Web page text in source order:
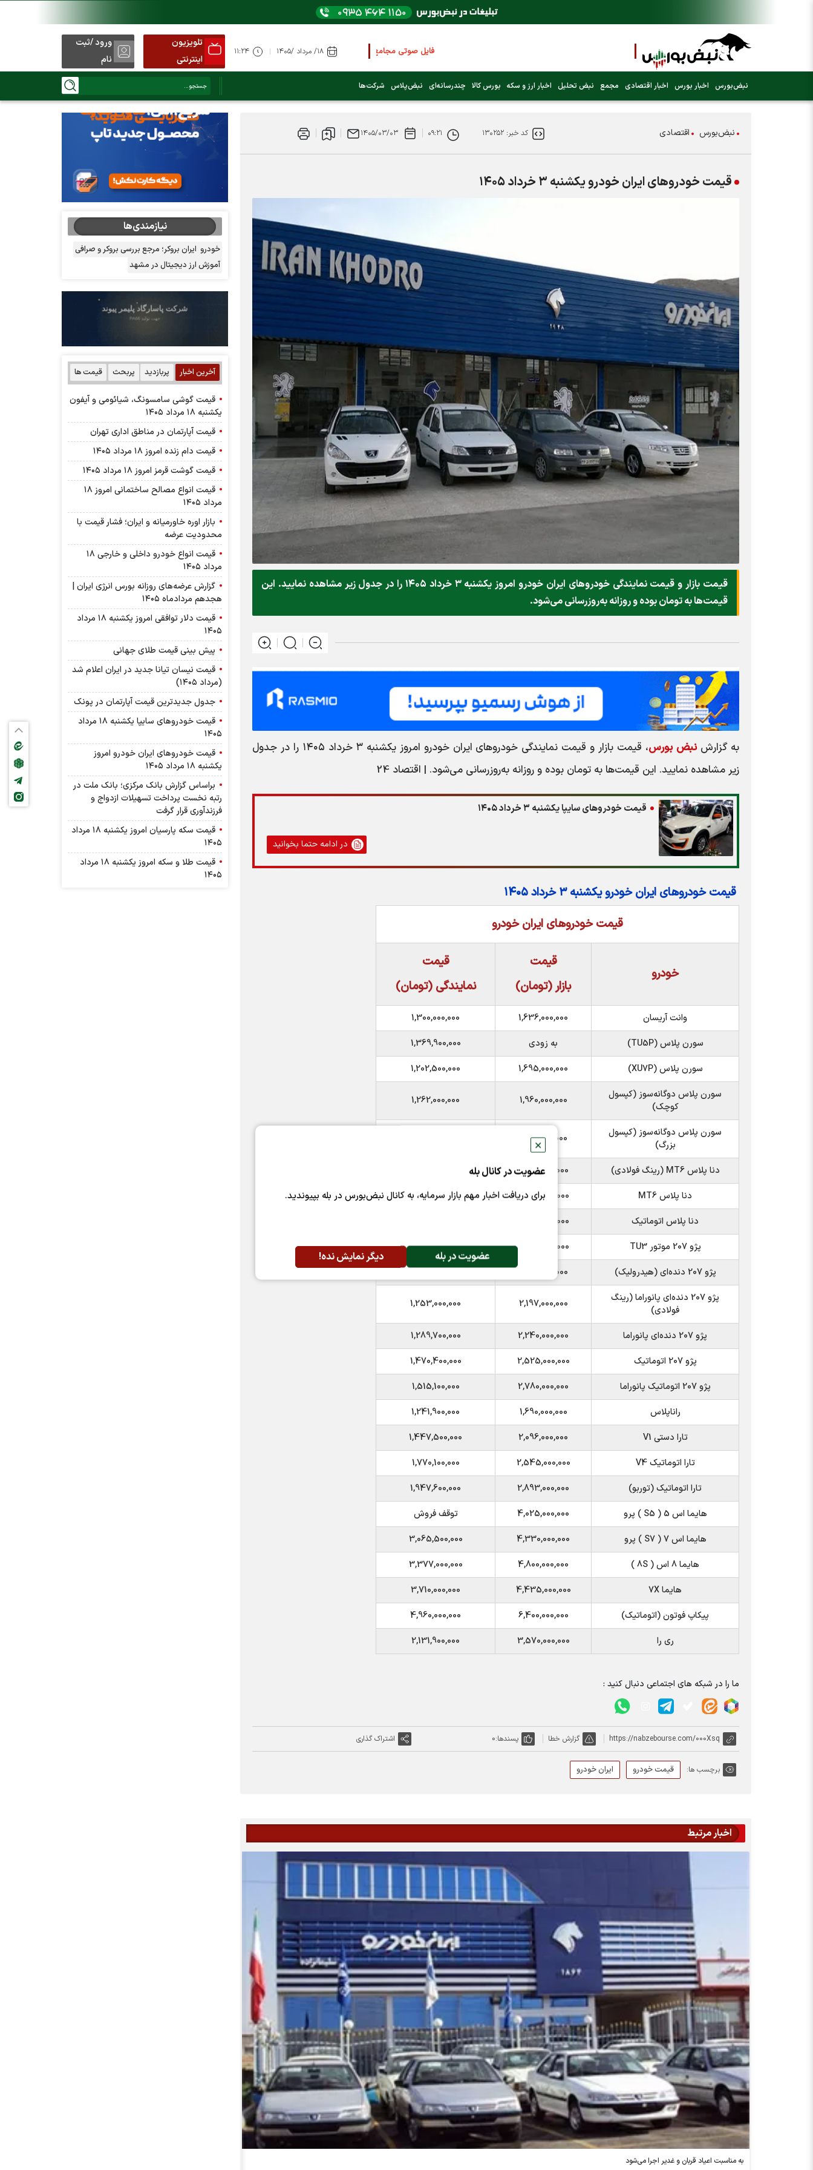
فایل صوتی مجامع و کنفرانس ها را از اینجا گوش کنید
عرضه اولیه بعدی کدام نماد است؟ (کلیک کنید)
تلویزیون
اینترنتی
ورود /ثبت
نام
نبض‌بورس اخبار بورس اخبار اقتصادی مجمع نبض تحلیل اخبار ارز و سکه بورس کالا چندرسانه‌ای نبض‌پلاس شرکت‌ها
✕
عضویت در کانال بله
برای دریافت اخبار مهم بازار سرمایه، به کانال نبض‌بورس در بله بپیوندید.
عضویت در بله دیگر نمایش نده!
نبض‌بورس اقتصادی کد خبر: ۱۳۰۲۵۲ ۰۹:۲۱ ۱۴۰۵/۰۳/۰۳
قیمت خودرو‌های ایران خودرو یکشنبه ۳ خرداد ۱۴۰۵
قیمت بازار و قیمت نمایندگی خودرو‌های ایران خودرو امروز یکشنبه ۳ خرداد ۱۴۰۵ را در جدول زیر مشاهده نمایید. این
قیمت‌ها به تومان بوده و روزانه به‌روز‌رسانی می‌شود.
به گزارشنبض بورس
، قیمت بازار و قیمت نمایندگی خودرو‌های ایران خودرو امروز یکشنبه ۳ خرداد ۱۴۰۵ را در جدول
زیر مشاهده نمایید. این قیمت‌ها به تومان بوده و روزانه به‌روز‌رسانی می‌شود. | اقتصاد 24
قیمت خودرو‌های سایپا یکشنبه ۳ خرداد ۱۴۰۵
در ادامه حتما بخوانید
قیمت خودرو‌های ایران خودرو یکشنبه ۳ خرداد ۱۴۰۵
قیمت خودروهای ایران خودرو
خودرو
قیمت
بازار (تومان)
قیمت
نمایندگی (تومان)
وانت آریسان 1,636,000,000
1,300,000,000
سورن پلاس (TU5P)
به زودی
1,369,900,000
سورن پلاس (XU7P)
1,695,000,000
1,202,500,000
سورن پلاس دوگانه‌سوز (کپسول
کوچک)
1,960,000,000
1,262,000,000
سورن پلاس دوگانه‌سوز (کپسول
بزرگ)
1,980,000,000
دنا پلاس MT6 (رینگ فولادی) 2,185,000,000
دنا پلاس MT6
2,225,000,000
1,453,200,000
دنا پلاس اتوماتیک
2,740,000,000
پژو 207 موتور TU3
1,744,000,000
1,123,300,000
پژو 207 دنده‌ای (هیدرولیک)
1,986,000,000
1,209,200,000
پژو 207 دنده‌ای پانوراما (رینگ
فولادی)
2,197,000,000
1,253,000,000
پژو 207 دنده‌ای پانوراما 2,240,000,000
1,289,700,000
پژو 207 اتوماتیک
2,525,000,000
1,470,400,000
پژو 207 اتوماتیک پانوراما
2,780,000,000
1,515,100,000
راناپلاس
1,690,000,000
1,241,900,000
تارا دستی V1
2,096,000,000
1,447,500,000
تارا اتوماتیک V4
2,545,000,000
1,770,100,000
تارا اتوماتیک (توربو)
2,893,000,000
1,947,600,000
هایما اس 5 ( S5 ) پرو
4,025,000,000
توقف فروش
هایما اس 7 ( S7 ) پرو
4,330,000,000
3,065,500,000
هایما 8 اس ( 8S )
4,800,000,000
3,377,000,000
هایما 7X
4,435,000,000
3,710,000,000
پیکاپ فوتون (اتوماتیک)
6,400,000,000
4,960,000,000
ری را
3,570,000,000
2,131,900,000
ما را در شبکه های اجتماعی دنبال کنید :
https://nabzebourse.com/000Xsq گزارش خطا پسندها:0 اشتراک گذاری
برچسب ها: قیمت خودرو ایران خودرو
اخبار مرتبط
به مناسبت اعیاد قربان و غدیر اجرا می‌شود
نیازمندی‌ها
خودرو ایران بروکر؛ مرجع بررسی بروکر و صرافی
آموزش ارز دیجیتال در مشهد
آخرین اخبار پربازدید پربحث قیمت ها
قیمت گوشی سامسونگ، شیائومی و آیفون
یکشنبه ۱۸ مرداد ۱۴۰۵
قیمت آپارتمان در مناطق اداری تهران
قیمت دام زنده امروز ۱۸ مرداد ۱۴۰۵
قیمت گوشت قرمز امروز ۱۸ مرداد ۱۴۰۵
قیمت انواع مصالح ساختمانی امروز ۱۸
مرداد ۱۴۰۵
بازار اوره خاورمیانه و ایران؛ فشار قیمت با
محدودیت عرضه
قیمت انواع خودرو داخلی و خارجی ۱۸
مرداد ۱۴۰۵
گزارش عرضه‌های روزانه بورس انرژی ایران |
هجدهم مردادماه ۱۴۰۵
قیمت دلار توافقی امروز یکشنبه ۱۸ مرداد
۱۴۰۵
پیش بینی قیمت طلای جهانی
قیمت نیسان تیانا جدید در ایران اعلام شد
(مرداد ۱۴۰۵)
جدول جدیدترین قیمت آپارتمان در پونک
قیمت خودرو‌های سایپا یکشنبه ۱۸ مرداد
۱۴۰۵
قیمت خودرو‌های ایران خودرو امروز
یکشنبه ۱۸ مرداد ۱۴۰۵
براساس گزارش بانك مركزی؛ بانك ملت در
رتبه نخست پرداخت تسهیلات ازدواج و
فرزندآوری قرار گرفت
قیمت سکه پارسیان امروز یکشنبه ۱۸ مرداد
۱۴۰۵
قیمت طلا و سکه امروز یکشنبه ۱۸ مرداد
۱۴۰۵